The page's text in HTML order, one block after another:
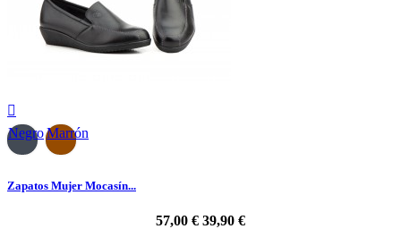

NegroMarrón
Zapatos Mujer Mocasín...
57,00 € 39,90 €